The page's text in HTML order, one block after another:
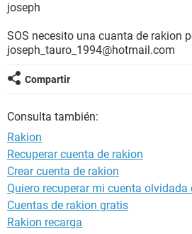
joseph
SOS necesito una cuanta de rakion
joseph_tauro_1994@hotmail.com
Compartir
Consulta también:
Rakion
Recuperar cuenta de rakion
Crear cuenta de rakion
Quiero recuperar mi cuenta olvidada
Cuentas de rakion gratis
Rakion recarga